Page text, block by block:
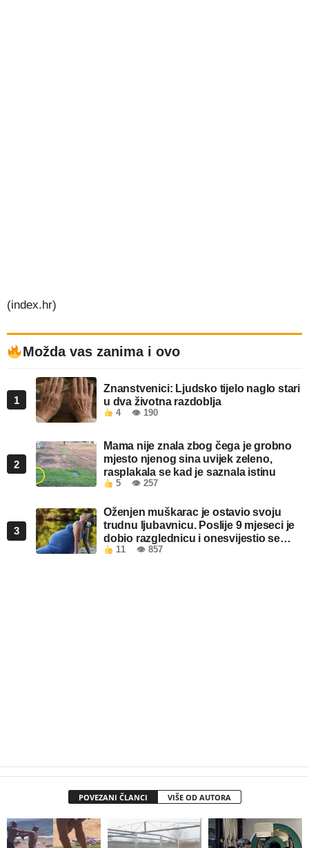
(index.hr)
Možda vas zanima i ovo
1
Znanstvenici: Ljudsko tijelo naglo stari
u dva životna razdoblja
4 👁 190
2
Mama nije znala zbog čega je grobno
mjesto njenog sina uvijek zeleno,
rasplakala se kad je saznala istinu
5 👁 257
3
Oženjen muškarac je ostavio svoju
trudnu ljubavnicu. Poslije 9 mjeseci je
dobio razglednicu i onesvijestio se
kada je pročitao šta piše!
11 👁 857
POVEZANI ČLANCI VIŠE OD AUTORA